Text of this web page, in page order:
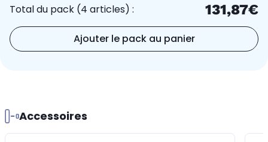
Total du pack (4 articles) : 131,87€
Ajouter le pack au panier
Accessoires